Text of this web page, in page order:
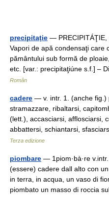
precipitaţie — PRECIPITÁŢIE,
Vapori de apă condensaţi care
pământului sub formă de
etc. [var.: precipitaţiúne s.f.] –
Român
cadere — v. intr. 1. (anche fig.)
stramazzare, ribaltarsi,
(lett.), accasciarsi, afflosciarsi,
abbattersi, schiantarsi,
Terza edizione
piombare — 1piom·bà·re
(essere) cadere dall alto con
in terra, in acqua, un vaso di
piombato un masso di roccia